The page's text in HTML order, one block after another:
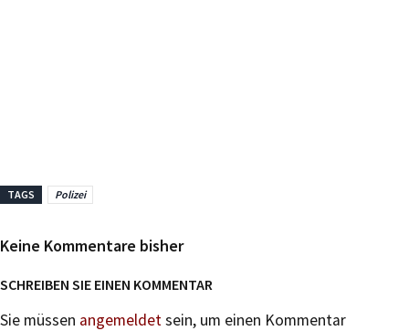
TAGS Polizei
Keine Kommentare bisher
SCHREIBEN SIE EINEN KOMMENTAR
Sie müssen angemeldetsein, um einen Kommentar